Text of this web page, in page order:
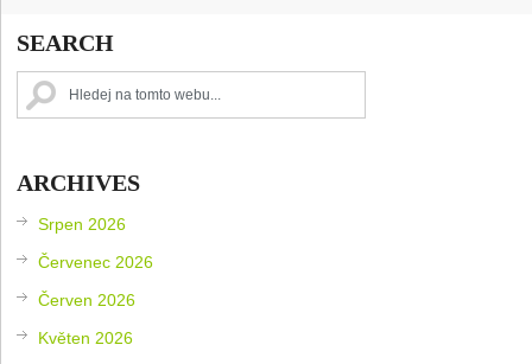
SEARCH
ARCHIVES
Srpen 2026
Červenec 2026
Červen 2026
Květen 2026